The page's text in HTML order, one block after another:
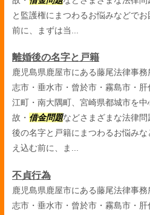
と監護権にまつわるお悩みなどで
前に、まずは当...
離婚後の名字と戸籍
鹿児島県鹿屋市にある藤尾法律事
志市・垂水市・曾於市・霧島市・
江町・南大隅町、宮崎県都城市を
故・ 借金問題などさまざまな法律
後の名字と戸籍にまつわるお悩み
え込む前に、ま...
不貞行為
鹿児島県鹿屋市にある藤尾法律事
志市・垂水市・曾於市・霧島市・